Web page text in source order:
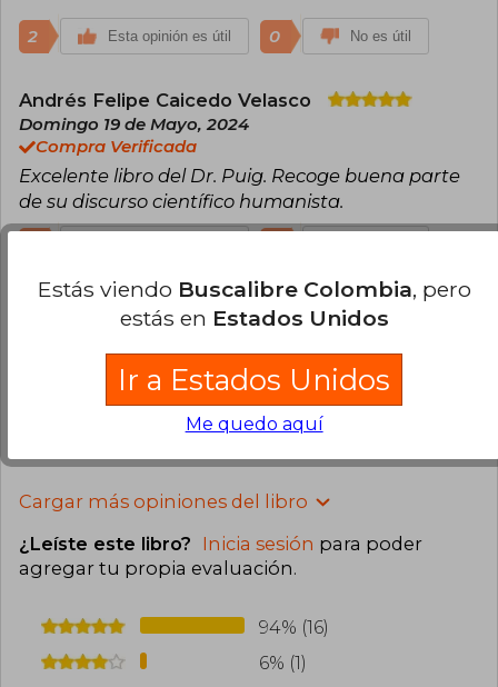
2 Esta opinión es útil 0 No es útil
Andrés Felipe Caicedo Velasco
Domingo 19 de Mayo, 2024
Compra Verificada
Excelente libro del Dr. Puig. Recoge buena parte
de su discurso científico humanista.
Laura Lucia Gomez
Lunes 04 de Marzo,
Compra Verificada
Espectacular, cumplió todas mis expectativas.
Esta opinión es útil 0
Cargar más opiniones del libro
¿Leíste este libro? Inicia sesión para poder
agregar tu propia evaluación.
94% (16)
6% (1)
Estás viendo Buscalibre Colombia, pero
estás en Estados Unidos
Ir a Estados Unidos
Me quedo aquí